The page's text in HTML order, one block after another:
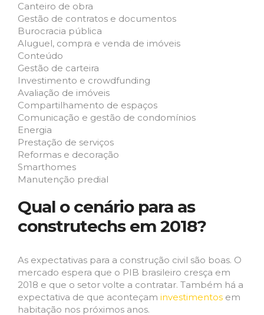
Canteiro de obra
Gestão de contratos e documentos
Burocracia pública
Aluguel, compra e venda de imóveis
Conteúdo
Gestão de carteira
Investimento e crowdfunding
Avaliação de imóveis
Compartilhamento de espaços
Comunicação e gestão de condomínios
Energia
Prestação de serviços
Reformas e decoração
Smarthomes
Manutenção predial
Qual o cenário para as
construtechs em 2018?
As expectativas para a construção civil são boas. O
mercado espera que o PIB brasileiro cresça em
2018 e que o setor volte a contratar. Também há a
expectativa de que aconteçam investimentos em
habitação nos próximos anos.